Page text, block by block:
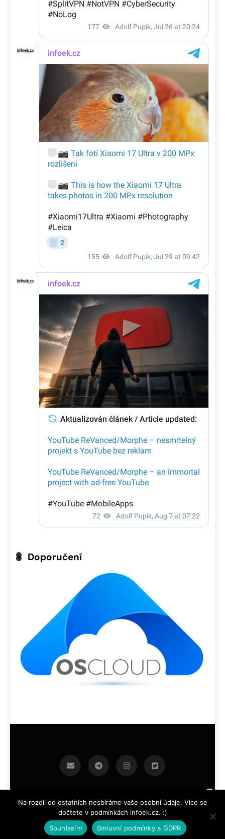
Doporučení
infoek.cz 2026.Developed By BlazeThemes .
Na rozdíl od ostatních nesbíráme vaše osobní údaje. Více se
dočtete v podmínkách infoek.cz. :)
Souhlasím
Smluvní podmínky a GDPR